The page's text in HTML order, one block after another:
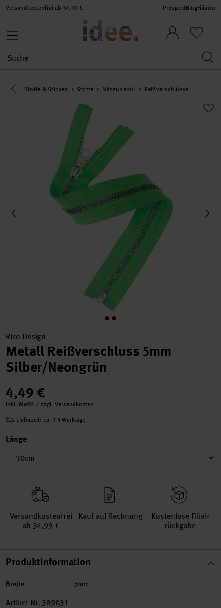
Versandkostenfrei ab 34,99 € ProspektBlogFilialen
Eine Kategorie zurück navigieren
Stoffe & Sticken Stoffe Nähzubehör Reißverschlüsse
Rico Design
Metall Reißverschluss 5mm
Silber/Neongrün
4,49 €
inkl. MwSt. / zzgl. Versandkosten
Lieferzeit: ca. 1-3 Werktage
Länge
Versand­kosten­frei
ab 34,99 €
Kauf auf Rechnung
Kosten­lose Filial­
rückgabe
Produktinformation
Breite 5mm
Artikel-Nr. 389031